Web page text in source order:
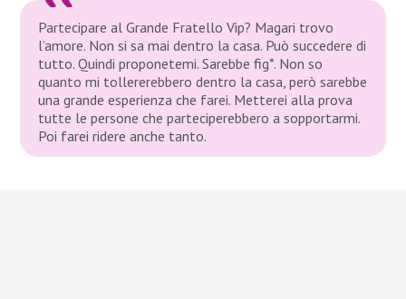
Partecipare al Grande Fratello Vip? Magari trovo
l’amore. Non si sa mai dentro la casa. Può succedere di
tutto. Quindi proponetemi. Sarebbe fig*. Non so
quanto mi tollererebbero dentro la casa, però sarebbe
una grande esperienza che farei. Metterei alla prova
tutte le persone che parteciperebbero a sopportarmi.
Poi farei ridere anche tanto.